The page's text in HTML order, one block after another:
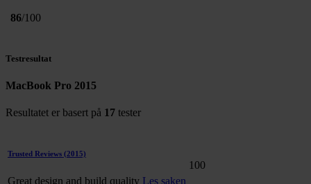
86/100
Testresultat
MacBook Pro 2015
Resultatet er basert på 17 tester
Trusted Reviews (2015)
Great design and build quality Les saken
100